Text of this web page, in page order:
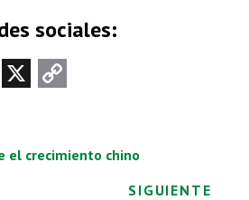
sociales:
Te X
Li
el crecimiento chino
SIGUIENTE